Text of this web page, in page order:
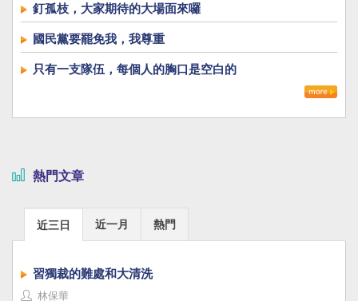
釘孤枝，大家期待的大場面來囉
國民黨要罷免我，我尊重
只有一支隊伍，每個人的胸口是空白的
熱門文章
近三日 近一月 熱門
習獨裁的難處和大清洗
林保華